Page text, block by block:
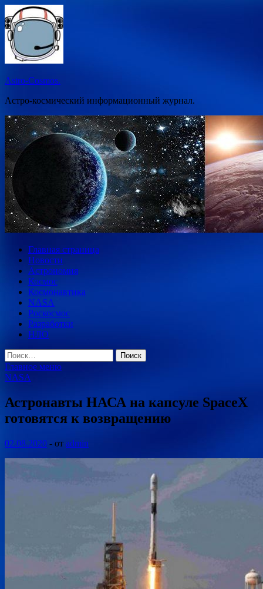
Перейти
к
содержимому
Astro-Cosmos.
Астро-космический информационный журнал.
Главная страница
Новости
Астрономия
Космос
Космонавтика
NASA
Роскосмос
Разработки
НЛО
Найти:
Главное меню
NASA
Астронавты НАСА на капсуле SpaceX
готовятся к возвращению
02.08.2020 - от admin